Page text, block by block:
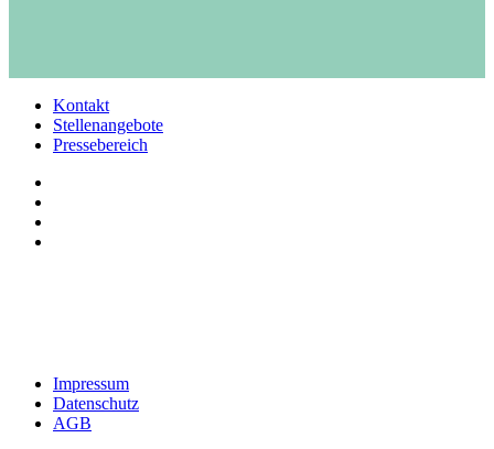
Kontakt
Stellenangebote
Pressebereich
Impressum
Datenschutz
AGB